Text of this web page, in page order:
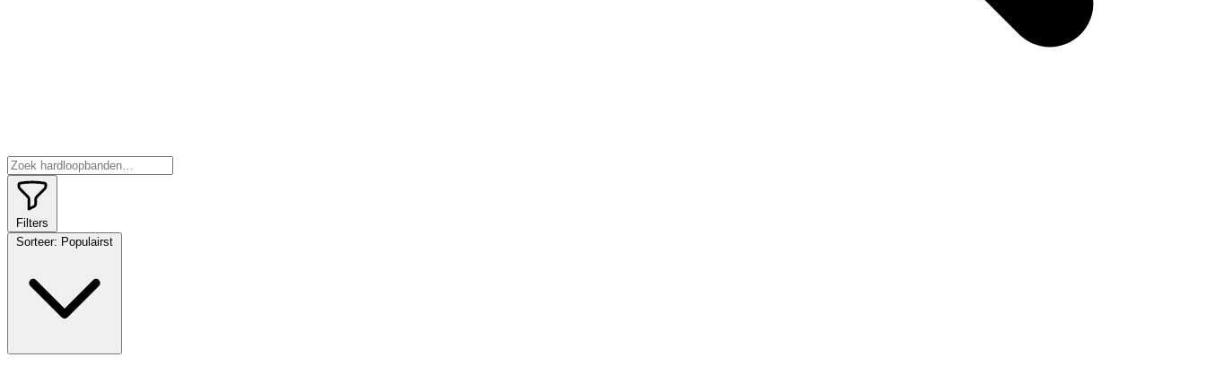
Filters
Sorteer: Populairst